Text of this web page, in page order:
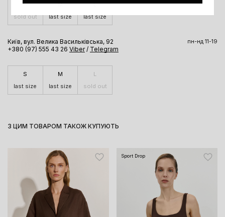
S
sold out
M
last size
L
last size
Київ, вул. Велика Васильківська, 92
+380 (97) 555 43 26 Viber / Telegram
пн-нд 11-19
S
last size
M
last size
L
sold out
З ЦИМ ТОВАРОМ ТАКОЖ КУПУЮТЬ
Sport Drop